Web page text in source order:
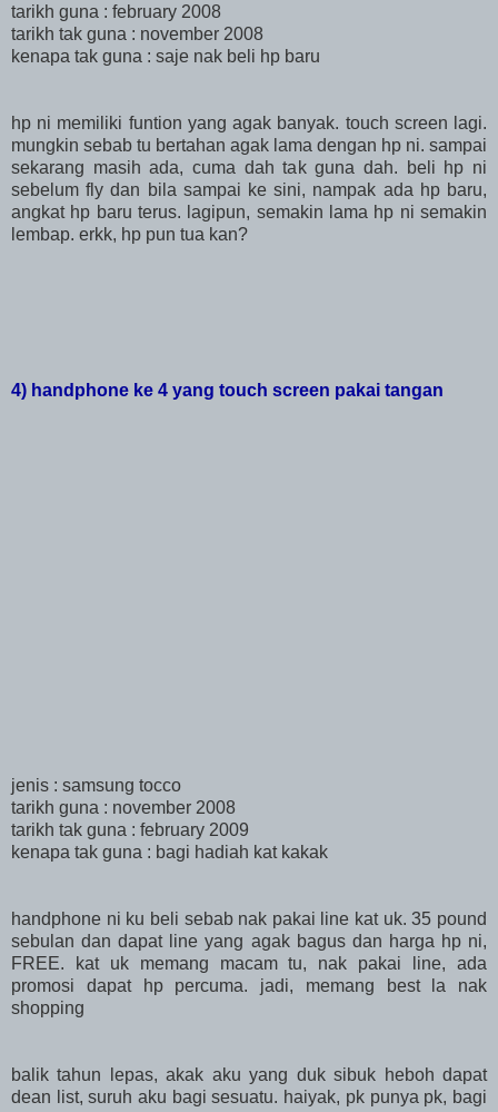
tarikh guna : february 2008
tarikh tak guna : november 2008
kenapa tak guna : saje nak beli hp baru
hp ni memiliki funtion yang agak banyak. touch screen lagi.
mungkin sebab tu bertahan agak lama dengan hp ni. sampai
sekarang masih ada, cuma dah tak guna dah. beli hp ni
sebelum fly dan bila sampai ke sini, nampak ada hp baru,
angkat hp baru terus. lagipun, semakin lama hp ni semakin
lembap. erkk, hp pun tua kan?
4) handphone ke 4 yang touch screen pakai tangan
jenis : samsung tocco
tarikh guna : november 2008
tarikh tak guna : february 2009
kenapa tak guna : bagi hadiah kat kakak
handphone ni ku beli sebab nak pakai line kat uk. 35 pound
sebulan dan dapat line yang agak bagus dan harga hp ni,
FREE. kat uk memang macam tu, nak pakai line, ada
promosi dapat hp percuma. jadi, memang best la nak
shopping
balik tahun lepas, akak aku yang duk sibuk heboh dapat
dean list, suruh aku bagi sesuatu. haiyak, pk punya pk, bagi